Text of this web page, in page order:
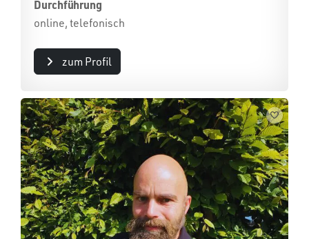
Durchführung
online, telefonisch
zum Profil